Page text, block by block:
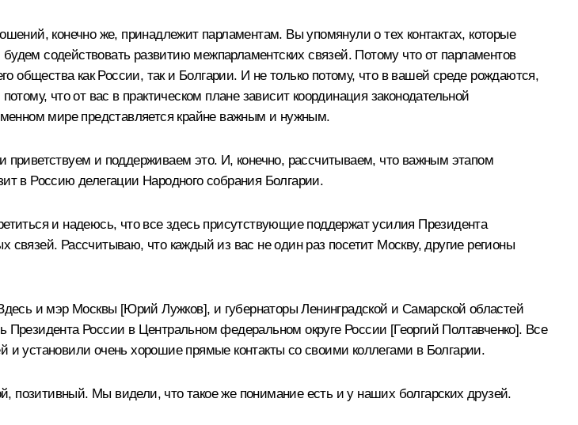
конечно же, принадлежит парламентам. Вы упомянули о тех контактах, которые
содействовать развитию межпарламентских связей. Потому что от парламентов
общества как России, так и Болгарии. И не только потому, что в вашей среде рождаются,
что от вас в практическом плане зависит координация законодательной
мире представляется крайне важным и нужным.
и поддерживаем это. И, конечно, рассчитываем, что важным этапом
в Россию делегации Народного собрания Болгарии.
и надеюсь, что все здесь присутствующие поддержат усилия Президента
Рассчитываю, что каждый из вас не один раз посетит Москву, другие регионы
и мэр Москвы [Юрий Лужков], и губернаторы Ленинградской и Самарской областей
России в Центральном федеральном округе России [Георгий Полтавченко]. Все
и установили очень хорошие прямые контакты со своими коллегами в Болгарии.
позитивный. Мы видели, что такое же понимание есть и у наших болгарских друзей.